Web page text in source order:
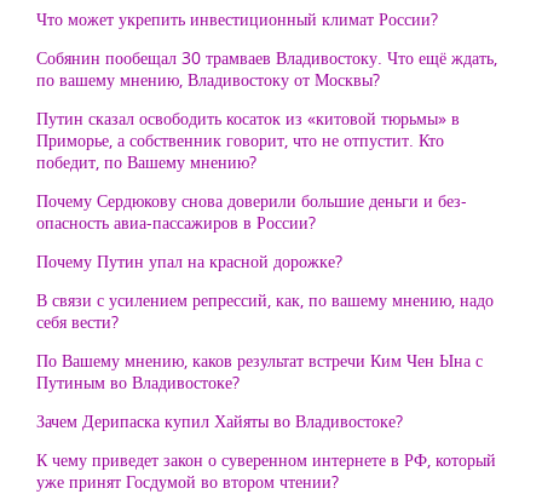
Что может укрепить инвестиционный климат России?
Собянин пообещал 30 трамваев Владивостоку. Что ещё ждать,
по вашему мнению, Владивостоку от Москвы?
Путин сказал освободить косаток из «китовой тюрьмы» в
Приморье, а собственник говорит, что не отпустит. Кто
победит, по Вашему мнению?
Почему Сердюкову снова доверили большие деньги и без-
опасность авиа-пассажиров в России?
Почему Путин упал на красной дорожке?
В связи с усилением репрессий, как, по вашему мнению, надо
себя вести?
По Вашему мнению, каков результат встречи Ким Чен Ына с
Путиным во Владивостоке?
Зачем Дерипаска купил Хайяты во Владивостоке?
К чему приведет закон о суверенном интернете в РФ, который
уже принят Госдумой во втором чтении?